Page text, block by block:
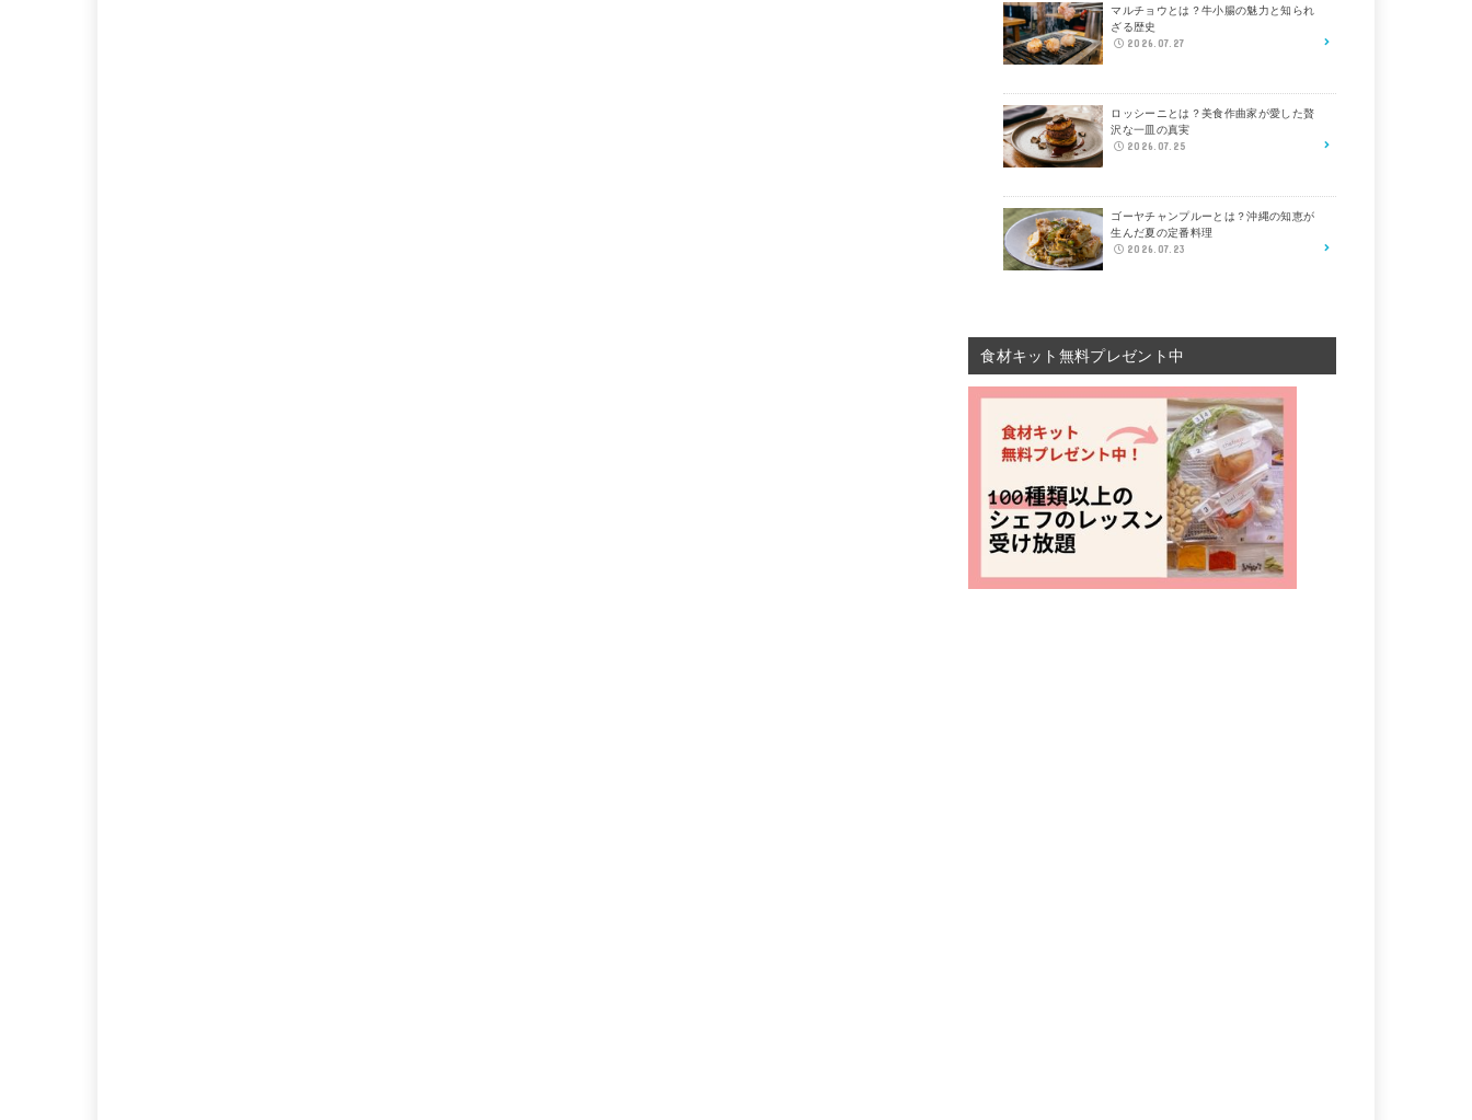
マルチョウとは？牛小腸の魅力と知られ
ざる歴史
2026.07.27
ロッシーニとは？美食作曲家が愛した贅
沢な一皿の真実
2026.07.25
ゴーヤチャンプルーとは？沖縄の知恵が
生んだ夏の定番料理
2026.07.23
食材キット無料プレゼント中